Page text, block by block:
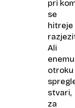
pri
se
hitreje
Ali
enemu
otroku
stvari,
za